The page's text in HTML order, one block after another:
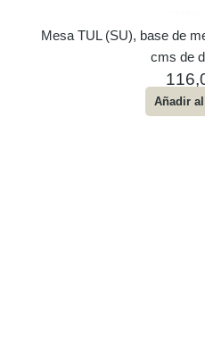
Mesa TUL (SU), base de
cms de
Añadir